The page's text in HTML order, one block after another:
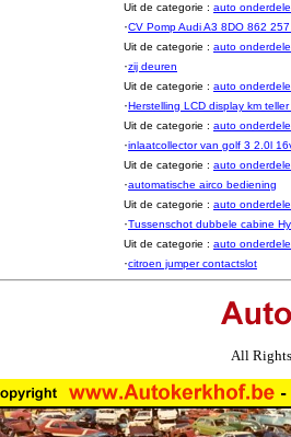
Uit de categorie : auto
·CV Pomp Audi A3 8DO 862
Uit de categorie : auto
·zij deuren
Uit de categorie : auto
·Herstelling LCD display km
Uit de categorie : auto
·inlaatcollector van golf 3 2.0l
Uit de categorie : auto
·automatische airco bediening
Uit de categorie : auto
·Tussenschot dubbele cabine
Uit de categorie : auto
·citroen jumper contactslot
All